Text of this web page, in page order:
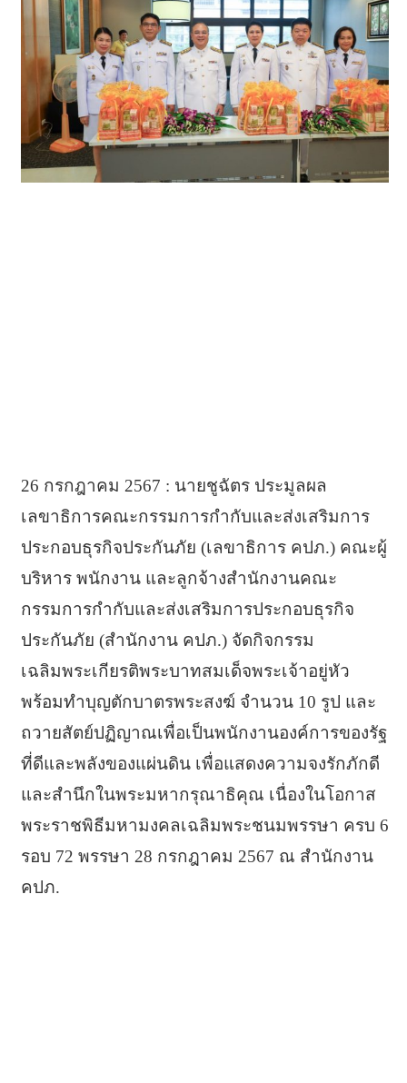
26 กรกฎาคม 2567 : นายชูฉัตร ประมูลผล
เลขาธิการคณะกรรมการกำกับและส่งเสริมการ
ประกอบธุรกิจประกันภัย (เลขาธิการ คปภ.) คณะผู้
บริหาร พนักงาน และลูกจ้างสำนักงานคณะ
กรรมการกำกับและส่งเสริมการประกอบธุรกิจ
ประกันภัย (สำนักงาน คปภ.) จัดกิจกรรม
เฉลิมพระเกียรติพระบาทสมเด็จพระเจ้าอยู่หัว
พร้อมทำบุญตักบาตรพระสงฆ์ จำนวน 10 รูป และ
ถวายสัตย์ปฏิญาณเพื่อเป็นพนักงานองค์การของรัฐ
ที่ดีและพลังของแผ่นดิน เพื่อแสดงความจงรักภักดี
และสำนึกในพระมหากรุณาธิคุณ เนื่องในโอกาส
พระราชพิธีมหามงคลเฉลิมพระชนมพรรษา ครบ 6
รอบ 72 พรรษา 28 กรกฎาคม 2567 ณ สำนักงาน
คปภ.